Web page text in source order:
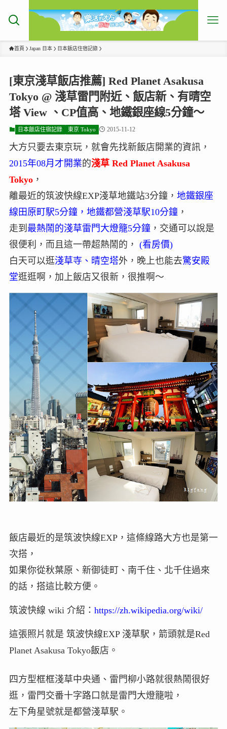
首頁 Japan 日本 日本飯店住宿記錄
[東京淺草飯店推薦] Red Planet Asakusa
Tokyo @ 淺草雷門附近、飯店新、有晴空
塔 View 、CP值高、地鐵銀座線5分鐘～
日本飯店住宿記錄 東京 Tokyo 2015-11-12
大方只要去東京玩，就會先找新飯店開業的資訊，
2015年08月才開業的淺草 Red Planet Asakusa
Tokyo，
離最近的筑波快線EXP淺草地鐵站3分鐘， 地鐵銀座
線田原町駅5分鐘，地鐵都營淺草駅10分鐘，
走到 最熱鬧的淺草雷門大燈籠5分鐘，交通可以說是
很便利，而且這一帶超熱鬧的， (看房價)
白天可以逛淺草寺、晴空塔外，晚上也能去驚安殿
堂逛逛啊，加上飯店又很新，很推啊～
飯店最近的是筑波快線EXP，這條線路大方也是第一
次搭，
如果你從秋葉原、新御徒町、南千住、北千住過來
的話，搭這比較方便。
筑波快線 wiki 介紹： https://zh.wikipedia.org/wiki/
這張照片就是 筑波快線EXP 淺草駅，箭頭就是Red
Planet Asakusa Tokyo飯店。
四方型框框淺草中央通、雷門柳小路就很熱鬧很好
逛，雷門交番十字路口就是雷門大燈籠啦，
左下角星號就是都營淺草駅。